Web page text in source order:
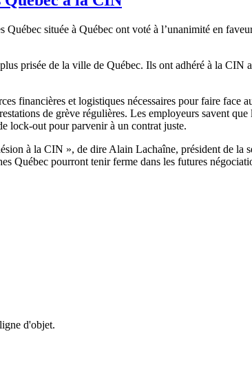
située à Québec ont voté à l’unanimité en
prisée de la ville de Québec. Ils ont adhéré à la CIN
financières et logistiques nécessaires pour faire face
de grève régulières. Les employeurs savent
lock-out pour parvenir à un contrat juste.
à la CIN », de dire Alain Lachaîne, président de la
Québec pourront tenir ferme dans les futures
d'objet.